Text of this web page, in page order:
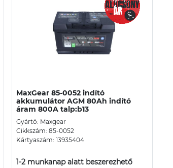
MaxGear 85-0052 indító
akkumulátor AGM 80Ah indító
áram 800A talp:b13
Gyártó: Maxgear
Cikkszám: 85-0052
Kártyaszám: 13935404
1-2 munkanap alatt beszerezhető